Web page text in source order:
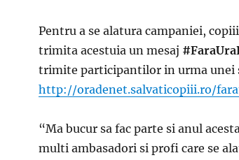
Pentru a se alatura campaniei,
trimita acestuia un mesaj
trimite participantilor in urma unei
http://oradenet.salvaticopiii.ro/
“Ma bucur sa fac parte si anul
multi ambasadori si profi care se